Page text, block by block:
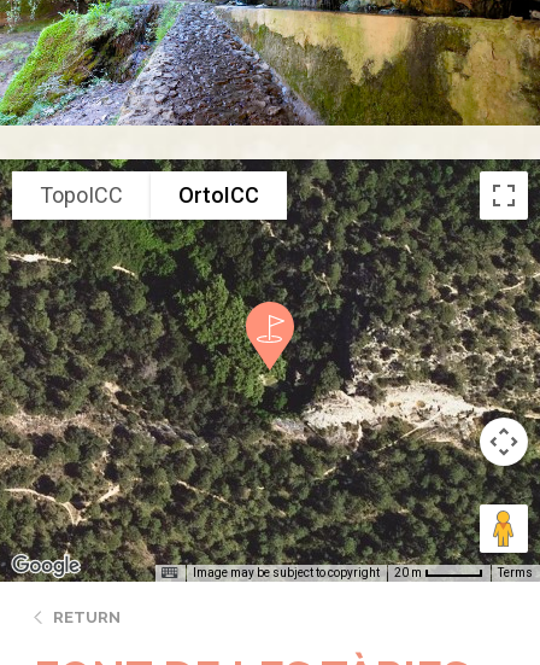
TopoICC OrtoICC
Image may be subject to copyright 20 m Terms
RETURN